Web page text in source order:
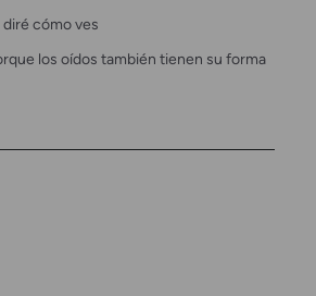
cómo ves
los oídos también tienen su forma